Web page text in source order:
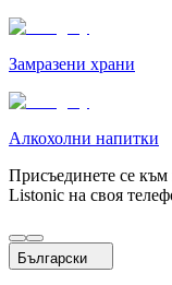
Замразени храни
Алкохолни напитки
Присъединете се към
Listonic на своя
Български